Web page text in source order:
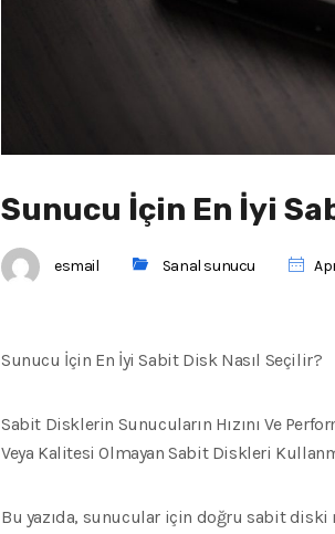
Sunucu İçin En İyi
esmail Sanal sunucu
Sunucu İçin En İyi Sabit Disk Nasıl Seçilir?
Sabit Disklerin Sunucuların Hızını Ve
Veya Kalitesi Olmayan Sabit Diskleri
Bu yazıda, sunucular için doğru sabit